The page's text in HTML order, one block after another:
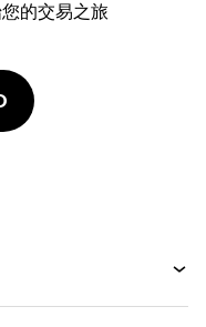
的交易之旅